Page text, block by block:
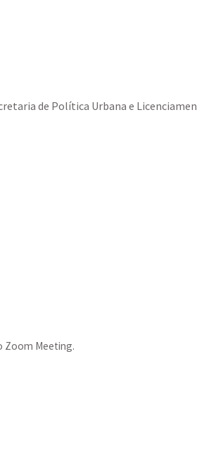
de Política Urbana e
Zoom Meeting.